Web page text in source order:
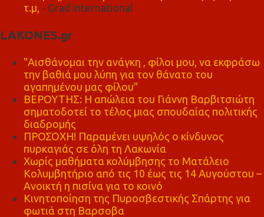
τ.μ, - Grad international
LAKONES.gr
"Αισθάνομαι την ανάγκη , φίλοι μου, να εκφράσω
την βαθιά μου λύπη για τον θάνατο του
αγαπημένου μας φίλου"
ΒΕΡΟΥΤΗΣ: Η απώλεια του Γιάννη Βαρβιτσιώτη
σηματοδοτεί το τέλος μιας σπουδαίας πολιτικής
διαδρομής
ΠΡΟΣΟΧΗ! Παραμένει υψηλός ο κίνδυνος
πυρκαγιάς σε όλη τη Λακωνία
Χωρίς μαθήματα κολύμβησης το Ματάλειο
Κολυμβητήριο από τις 10 έως τις 14 Αυγούστου –
Ανοικτή η πισίνα για το κοινό
Κινητοποίηση της Πυροσβεστικής Σπάρτης για
φωτιά στη Βαρσοβα